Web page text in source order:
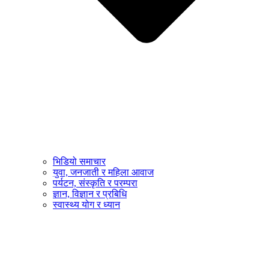
भिडियो समाचार
युवा, जनजाती र महिला आवाज
पर्यटन, संस्कृति र परम्परा
ज्ञान, विज्ञान र प्रबिधि
स्वास्थ्य योग र ध्यान